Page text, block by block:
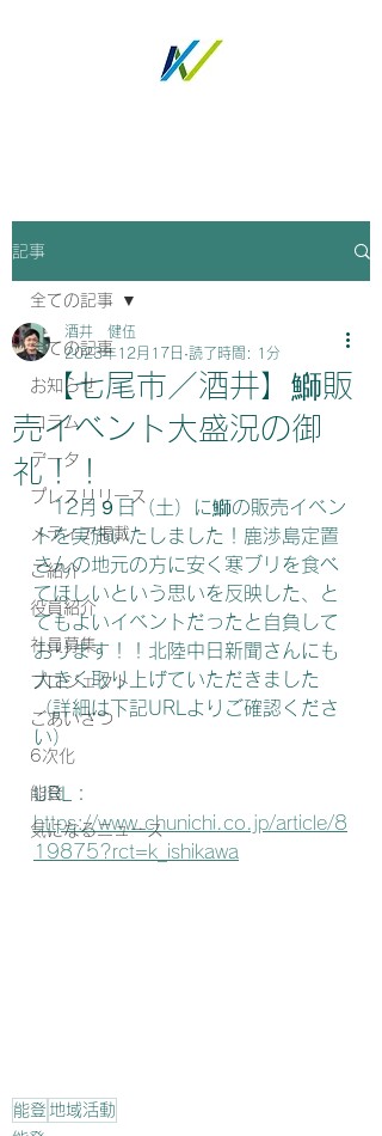
記事
全ての記事
お知らせ
コラム
データ
プレスリリース
メディア掲載
ご紹介
役員紹介
社員募集
プロジェクト
ごあいさつ
6次化
能登
気になるニュース
全ての記事
【七尾市／酒井】鰤販
売イベント大盛況の御
礼！！
酒井 健伍
2023年12月17日 読了時間: 1分
12月９日（土）に鰤の販売イベン
トを実施いたしました！鹿渉島定置
さんの地元の方に安く寒ブリを食べ
てほしいという思いを反映した、と
てもよいイベントだったと自負して
おります！！北陸中日新聞さんにも
大きく取り上げていただきました
（詳細は下記URLよりご確認くださ
い）
URL：
https://www.chunichi.co.jp/article/8
19875?rct=k_ishikawa
能登 地域活動